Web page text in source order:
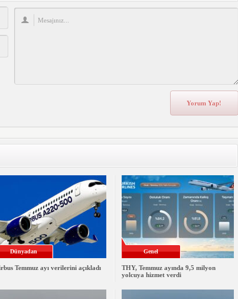
Dünyadan
Temmuz ayı verilerini açıkladı
Genel
THY, Temmuz ayında 9,5 milyon
yolcuya hizmet verdi